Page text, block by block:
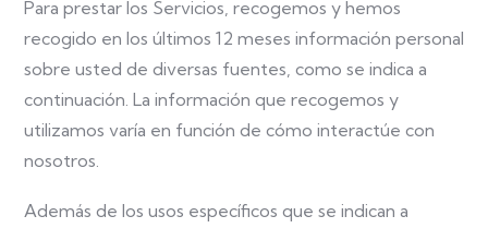
Para prestar los Servicios, recogemos y hemos
recogido en los últimos 12 meses información personal
sobre usted de diversas fuentes, como se indica a
continuación. La información que recogemos y
utilizamos varía en función de cómo interactúe con
nosotros.
Además de los usos específicos que se indican a